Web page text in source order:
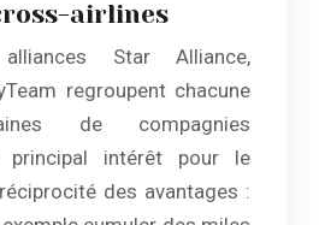
airlines
Star Alliance,
regroupent chacune
de compagnies
principal intérêt pour le
des avantages :